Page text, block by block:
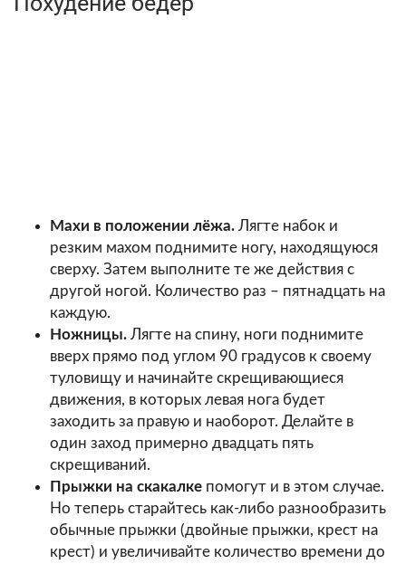
Махи в положении лёжа. Лягте набок и
резким махом поднимите ногу, находящуюся
сверху. Затем выполните те же действия с
другой ногой. Количество раз – пятнадцать на
каждую.
Ножницы. Лягте на спину, ноги поднимите
вверх прямо под углом 90 градусов к своему
туловищу и начинайте скрещивающиеся
движения, в которых левая нога будет
заходить за правую и наоборот. Делайте в
один заход примерно двадцать пять
скрещиваний.
Прыжки на скакалке помогут и в этом случае.
Но теперь старайтесь как-либо разнообразить
обычные прыжки (двойные прыжки, крест на
крест) и увеличивайте количество времени до